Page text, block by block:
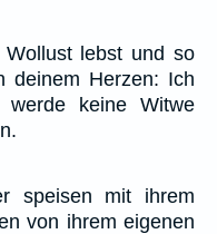
lebst und so
deinem Herzen: Ich
keine Witwe
speisen mit ihrem
von ihrem eigenen